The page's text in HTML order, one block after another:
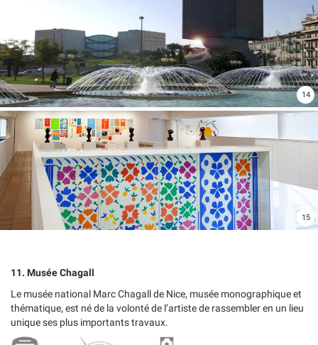
14
15
11. Musée Chagall
Le musée national Marc Chagall de Nice, musée monographique et
thématique, est né de la volonté de l’artiste de rassembler en un lieu
unique ses plus importants travaux.